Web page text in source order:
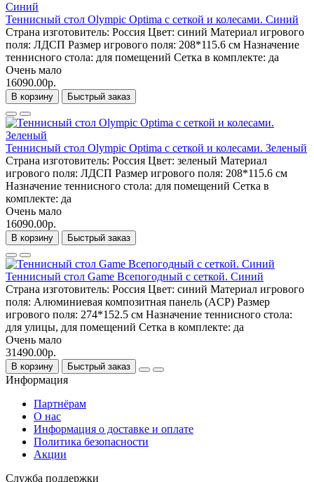
Теннисный стол Olympic Optima с сеткой и колесами. Синий
Страна изготовитель: Россия Цвет: синий Материал игрового
поля: ЛДСП Размер игрового поля: 208*115.6 см Назначение
теннисного стола: для помещений Сетка в комплекте: да
Очень мало
16090.00р.
В корзину Быстрый заказ
Теннисный стол Olympic Optima с сеткой и колесами. Зеленый
Страна изготовитель: Россия Цвет: зеленый Материал
игрового поля: ЛДСП Размер игрового поля: 208*115.6 см
Назначение теннисного стола: для помещений Сетка в
комплекте: да
Очень мало
16090.00р.
В корзину Быстрый заказ
Теннисный стол Game Всепогодный с сеткой. Синий
Страна изготовитель: Россия Цвет: синий Материал игрового
поля: Алюминиевая композитная панель (ACP) Размер
игрового поля: 274*152.5 см Назначение теннисного стола:
для улицы, для помещений Сетка в комплекте: да
Очень мало
31490.00р.
В корзину Быстрый заказ
Информация
Партнёрам
О нас
Информация о доставке и оплате
Политика безопасности
Акции
Служба поддержки